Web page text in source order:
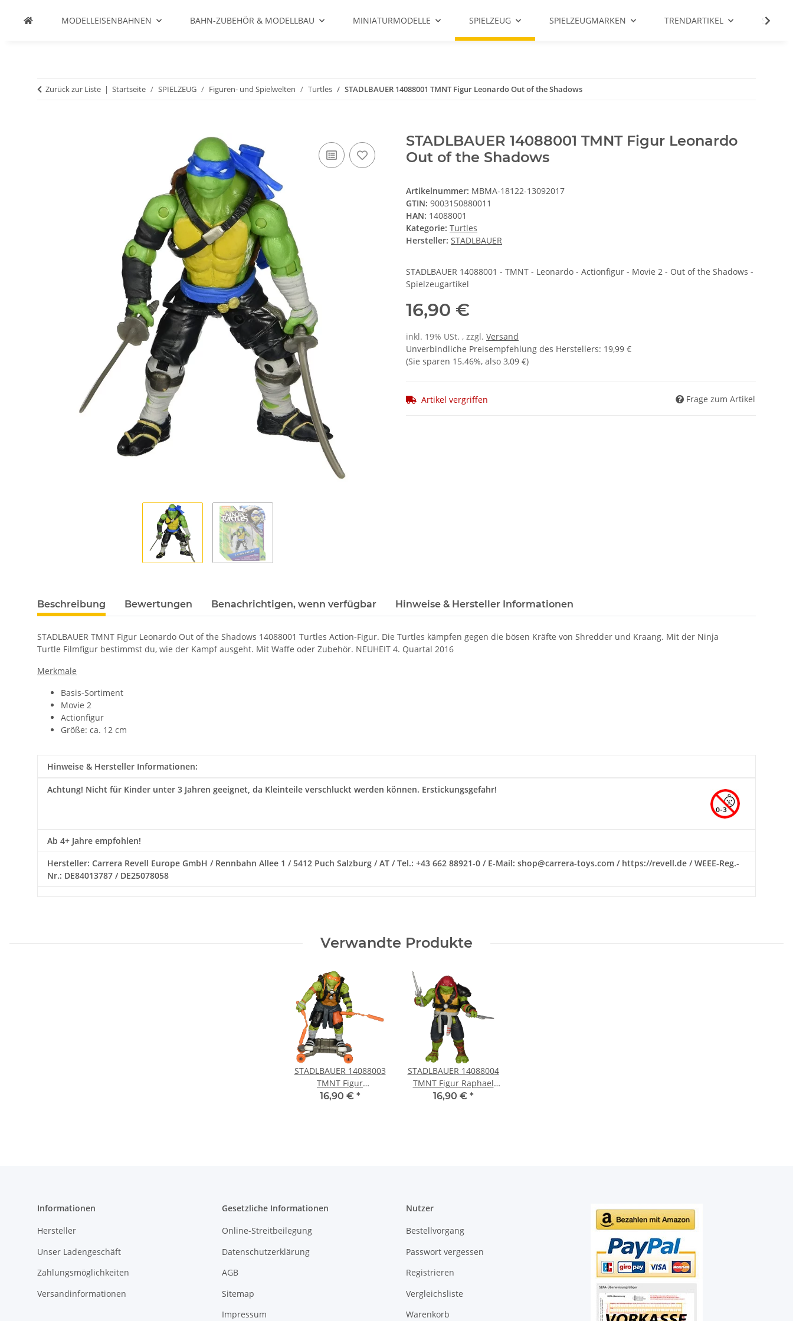
MODELLEISENBAHNEN BAHN-ZUBEHÖR & MODELLBAU MINIATURMODELLE SPIELZEUG SPIELZEUGMARKEN TRENDARTIKEL SALE %
Zurück zur Liste Startseite SPIELZEUG Figuren- und Spielwelten Turtles STADLBAUER 14088001 TMNT Figur Leonardo Out of the Shadows
STADLBAUER 14088001 TMNT Figur Leonardo
Out of the Shadows
Artikelnummer: MBMA-18122-13092017
GTIN: 9003150880011
HAN: 14088001
Kategorie: Turtles
Hersteller: STADLBAUER
STADLBAUER 14088001 - TMNT - Leonardo - Actionfigur - Movie 2 - Out of the Shadows -
Spielzeugartikel
16,90 €
inkl. 19% USt. , zzgl. Versand
Unverbindliche Preisempfehlung des Herstellers: 19,99 €
(Sie sparen 15.46%, also 3,09 €)
Artikel vergriffen Frage zum Artikel
Beschreibung Bewertungen Benachrichtigen, wenn verfügbar Hinweise & Hersteller Informationen
STADLBAUER TMNT Figur Leonardo Out of the Shadows 14088001 Turtles Action-Figur. Die Turtles kämpfen gegen die bösen Kräfte von Shredder und Kraang. Mit der Ninja
Turtle Filmfigur bestimmst du, wie der Kampf ausgeht. Mit Waffe oder Zubehör. NEUHEIT 4. Quartal 2016
Merkmale
Basis-Sortiment
Movie 2
Actionfigur
Größe: ca. 12 cm
Hinweise & Hersteller Informationen:
Achtung! Nicht für Kinder unter 3 Jahren geeignet, da Kleinteile verschluckt werden können. Erstickungsgefahr!
Ab 4+ Jahre empfohlen!
Hersteller: Carrera Revell Europe GmbH / Rennbahn Allee 1 / 5412 Puch Salzburg / AT / Tel.: +43 662 88921-0 / E-Mail: shop@carrera-toys.com / https://revell.de / WEEE-Reg.-
Nr.: DE84013787 / DE25078058
Verwandte Produkte
STADLBAUER 14088003
TMNT Figur
Michelangelo Out of
16,90 € *
STADLBAUER 14088004
TMNT Figur Raphael
Out of the Shadows
16,90 € *
Informationen
Hersteller
Unser Ladengeschäft
Zahlungsmöglichkeiten
Versandinformationen
Gesetzliche Informationen
Online-Streitbeilegung
Datenschutzerklärung
AGB
Sitemap
Impressum
Nutzer
Bestellvorgang
Passwort vergessen
Registrieren
Vergleichsliste
Warenkorb